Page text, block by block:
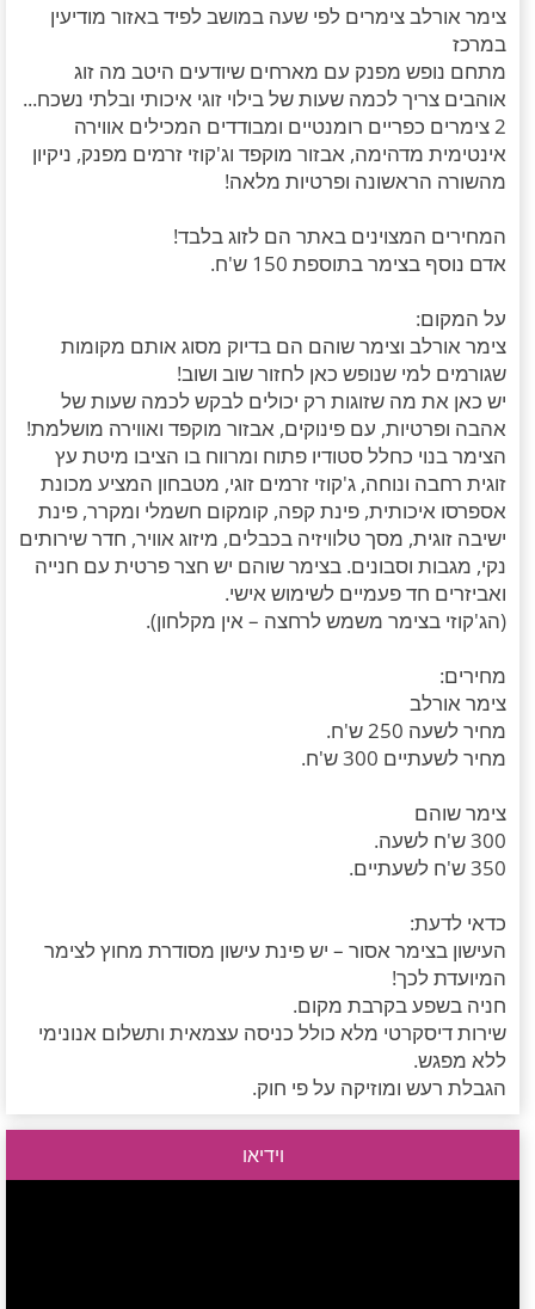
צימר אורלב צימרים לפי שעה במושב לפיד באזור מודיעין
במרכז
מתחם נופש מפנק עם מארחים שיודעים היטב מה זוג
אוהבים צריך לכמה שעות של בילוי זוגי איכותי ובלתי נשכח...
2 צימרים כפריים רומנטיים ומבודדים המכילים אווירה
אינטימית מדהימה, אבזור מוקפד וג'קוזי זרמים מפנק, ניקיון
מהשורה הראשונה ופרטיות מלאה!
המחירים המצוינים באתר הם לזוג בלבד!
אדם נוסף בצימר בתוספת 150 ש'ח.
על המקום:
צימר אורלב וצימר שוהם הם בדיוק מסוג אותם מקומות
שגורמים למי שנופש כאן לחזור שוב ושוב!
יש כאן את מה שזוגות רק יכולים לבקש לכמה שעות של
אהבה ופרטיות, עם פינוקים, אבזור מוקפד ואווירה מושלמת!
הצימר בנוי כחלל סטודיו פתוח ומרווח בו הציבו מיטת עץ
זוגית רחבה ונוחה, ג'קוזי זרמים זוגי, מטבחון המציע מכונת
אספרסו איכותית, פינת קפה, קומקום חשמלי ומקרר, פינת
ישיבה זוגית, מסך טלוויזיה בכבלים, מיזוג אוויר, חדר שירותים
נקי, מגבות וסבונים. בצימר שוהם יש חצר פרטית עם חנייה
ואביזרים חד פעמיים לשימוש אישי.
(הג'קוזי בצימר משמש לרחצה – אין מקלחון).
מחירים:
צימר אורלב
מחיר לשעה 250 ש'ח.
מחיר לשעתיים 300 ש'ח.
צימר שוהם
300 ש'ח לשעה.
350 ש'ח לשעתיים.
כדאי לדעת:
העישון בצימר אסור – יש פינת עישון מסודרת מחוץ לצימר
המיועדת לכך!
חניה בשפע בקרבת מקום.
שירות דיסקרטי מלא כולל כניסה עצמאית ותשלום אנונימי
ללא מפגש.
הגבלת רעש ומוזיקה על פי חוק.
וידיאו